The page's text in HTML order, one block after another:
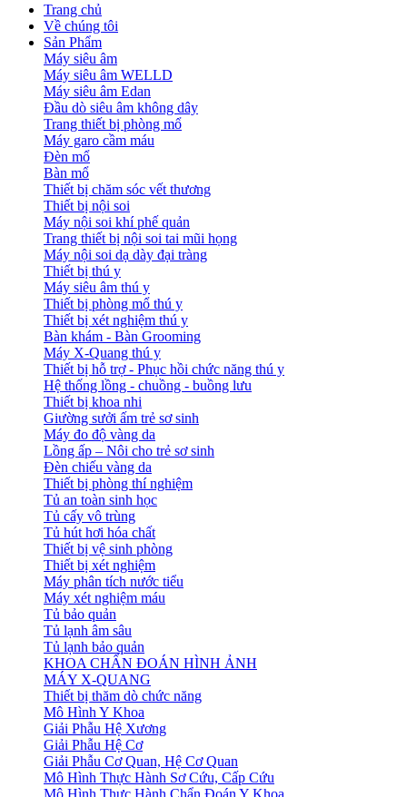
Trang chủ
Về chúng tôi
Sản Phẩm
Máy siêu âm
Máy siêu âm WELLD
Máy siêu âm Edan
Đầu dò siêu âm không dây
Trang thiết bị phòng mổ
Máy garo cầm máu
Đèn mổ
Bàn mổ
Thiết bị chăm sóc vết thương
Thiết bị nội soi
Máy nội soi khí phế quản
Trang thiết bị nội soi tai mũi họng
Máy nội soi dạ dày đại tràng
Thiết bị thú y
Máy siêu âm thú y
Thiết bị phòng mổ thú y
Thiết bị xét nghiệm thú y
Bàn khám - Bàn Grooming
Máy X-Quang thú y
Thiết bị hỗ trợ - Phục hồi chức năng thú y
Hệ thống lồng - chuồng - buồng lưu
Thiết bị khoa nhi
Giường sưởi ấm trẻ sơ sinh
Máy đo độ vàng da
Lồng ấp – Nôi cho trẻ sơ sinh
Đèn chiếu vàng da
Thiết bị phòng thí nghiệm
Tủ an toàn sinh học
Tủ cấy vô trùng
Tủ hút hơi hóa chất
Thiết bị vệ sinh phòng
Thiết bị xét nghiệm
Máy phân tích nước tiểu
Máy xét nghiệm máu
Tủ bảo quản
Tủ lạnh âm sâu
Tủ lạnh bảo quản
KHOA CHẨN ĐOÁN HÌNH ẢNH
MÁY X-QUANG
Thiết bị thăm dò chức năng
Mô Hình Y Khoa
Giải Phẫu Hệ Xương
Giải Phẫu Hệ Cơ
Giải Phẫu Cơ Quan, Hệ Cơ Quan
Mô Hình Thực Hành Sơ Cứu, Cấp Cứu
Mô Hình Thực Hành Chẩn Đoán Y Khoa